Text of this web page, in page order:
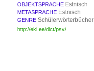
OBJEKTSPRACHE Estnisch
METASPRACHE Estnisch
GENRE Schülerwörterbücher
http://eki.ee/dict/psv/